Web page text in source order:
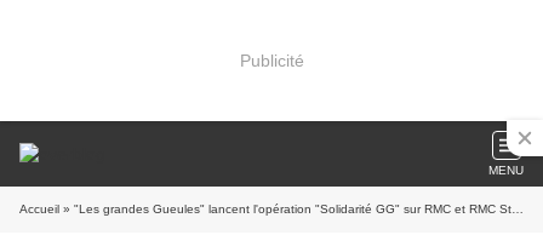
Publicité
MENU
Accueil » "Les grandes Gueules" lancent l'opération "Solidarité GG" sur RMC et RMC Story